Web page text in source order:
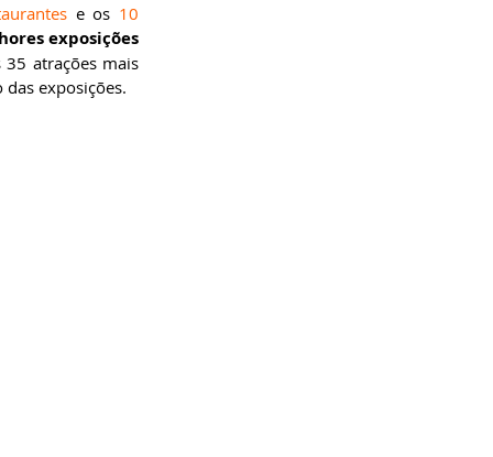
e os 10
exposições
atrações mais
exposições.